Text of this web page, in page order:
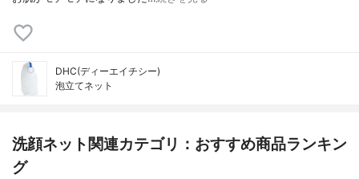
DHC(ディーエイチシー)
泡立てネット
洗顔ネット関連カテゴリ：おすすめ商品ランキン
グ